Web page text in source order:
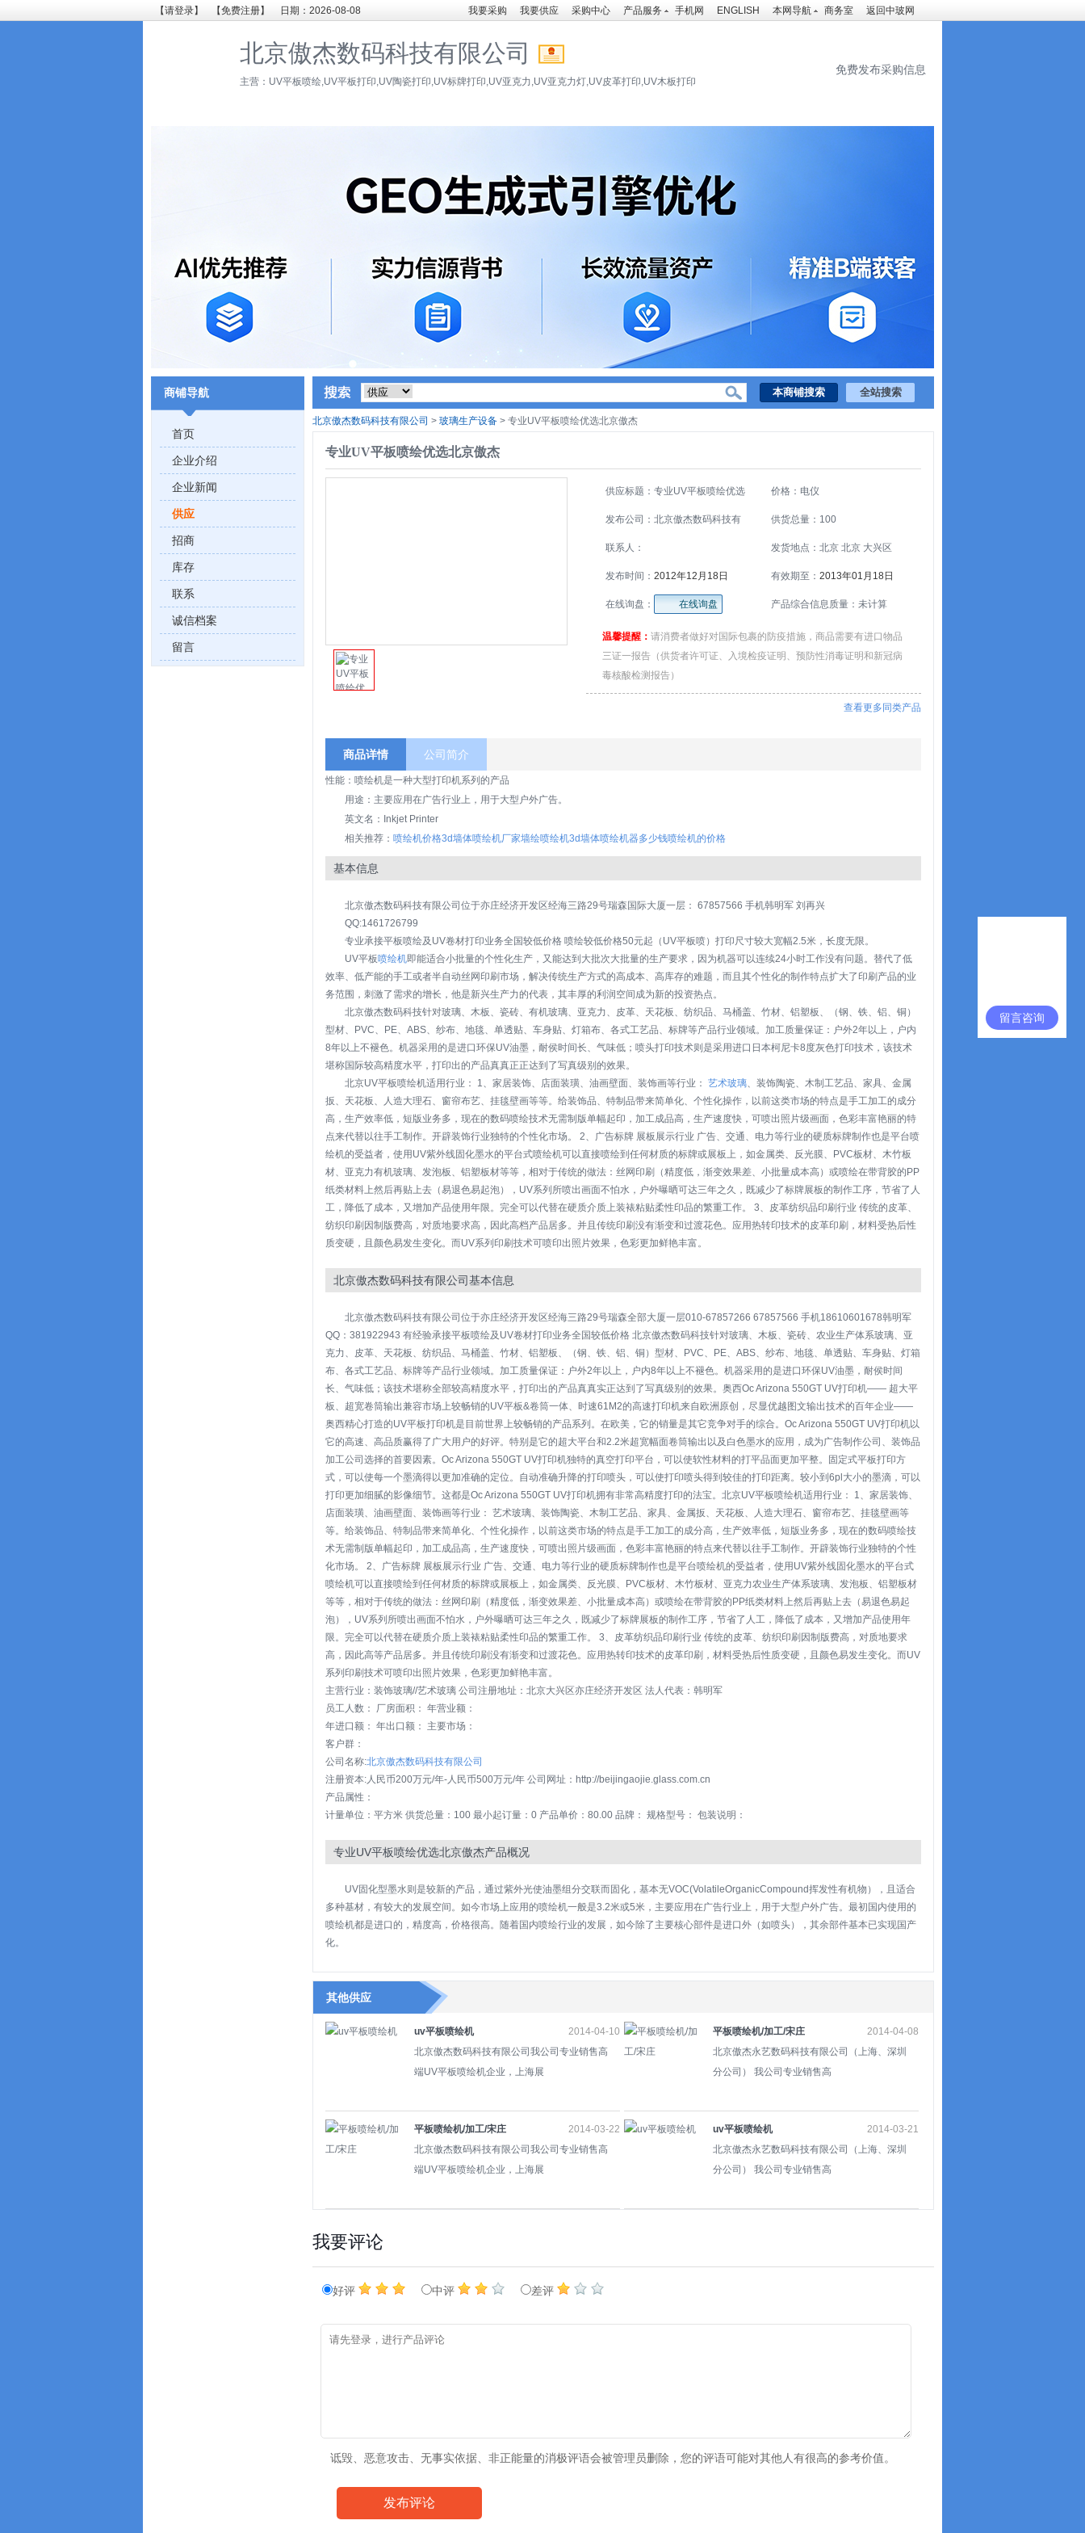
【请登录】 【免费注册】 日期：2026-08-08 我要采购 我要供应 采购中心 产品服务 手机网 ENGLISH 本网导航 商务室 返回中玻网
北京傲杰数码科技有限公司
主营：UV平板喷绘,UV平板打印,UV陶瓷打印,UV标牌打印,UV亚克力,UV亚克力灯,UV皮革打印,UV木板打印
免费发布采购信息
商铺导航
首页
企业介绍
企业新闻
供应
招商
库存
联系
诚信档案
留言
留言咨询
北京傲杰数码科技有限公司 > 玻璃生产设备 > 专业UV平板喷绘优选北京傲杰
专业UV平板喷绘优选北京傲杰
供应标题：专业UV平板喷绘优选
北京傲杰
价格：电仪
发布公司：北京傲杰数码科技有
限公司
供货总量：100
联系人： 发货地点：北京 北京 大兴区
发布时间： 2012年12月18日 有效期至： 2013年01月18日
在线询盘： 在线询盘 产品综合信息质量：未计算
温馨提醒： 请消费者做好对国际包裹的防疫措施，商品需要有进口物品
三证一报告（供货者许可证、入境检疫证明、预防性消毒证明和新冠病
毒核酸检测报告）
查看更多同类产品
商品详情 公司简介
性能：喷绘机是一种大型打印机系列的产品
用途：主要应用在广告行业上，用于大型户外广告。
英文名：Inkjet Printer
相关推荐： 喷绘机价格3d墙体喷绘机厂家墙绘喷绘机3d墙体喷绘机器多少钱喷绘机的价格
基本信息
北京傲杰数码科技有限公司位于亦庄经济开发区经海三路29号瑞森国际大厦一层： 67857566 手机韩明军 刘再兴
QQ:1461726799
专业承接平板喷绘及UV卷材打印业务全国较低价格 喷绘较低价格50元起（UV平板喷）打印尺寸较大宽幅2.5米，长度无限。
UV平板喷绘机即能适合小批量的个性化生产，又能达到大批次大批量的生产要求，因为机器可以连续24小时工作没有问题。替代了低
效率、低产能的手工或者半自动丝网印刷市场，解决传统生产方式的高成本、高库存的难题，而且其个性化的制作特点扩大了印刷产品的业
务范围，刺激了需求的增长，他是新兴生产力的代表，其丰厚的利润空间成为新的投资热点。
北京傲杰数码科技针对玻璃、木板、瓷砖、有机玻璃、亚克力、皮革、天花板、纺织品、马桶盖、竹材、铝塑板、（钢、铁、铝、铜）
型材、PVC、PE、ABS、纱布、地毯、单透贴、车身贴、灯箱布、各式工艺品、标牌等产品行业领域。加工质量保证：户外2年以上，户内
8年以上不褪色。机器采用的是进口环保UV油墨，耐侯时间长、气味低；喷头打印技术则是采用进口日本柯尼卡8度灰色打印技术，该技术
堪称国际较高精度水平，打印出的产品真真正正达到了写真级别的效果。
北京UV平板喷绘机适用行业： 1、家居装饰、店面装璜、油画壁面、装饰画等行业： 艺术玻璃、装饰陶瓷、木制工艺品、家具、金属
扳、天花板、人造大理石、窗帘布艺、挂毯壁画等等。给装饰品、特制品带来简单化、个性化操作，以前这类市场的特点是手工加工的成分
高，生产效率低，短版业务多，现在的数码喷绘技术无需制版单幅起印，加工成品高，生产速度快，可喷出照片级画面，色彩丰富艳丽的特
点来代替以往手工制作。开辟装饰行业独特的个性化市场。 2、广告标牌 展板展示行业 广告、交通、电力等行业的硬质标牌制作也是平台喷
绘机的受益者，使用UV紫外线固化墨水的平台式喷绘机可以直接喷绘到任何材质的标牌或展板上，如金属类、反光膜、PVC板材、木竹板
材、亚克力有机玻璃、发泡板、铝塑板材等等，相对于传统的做法：丝网印刷（精度低，渐变效果差、小批量成本高）或喷绘在带背胶的PP
纸类材料上然后再贴上去（易退色易起泡），UV系列所喷出画面不怕水，户外曝晒可达三年之久，既减少了标牌展板的制作工序，节省了人
工，降低了成本，又增加产品使用年限。完全可以代替在硬质介质上装裱粘贴柔性印品的繁重工作。 3、皮革纺织品印刷行业 传统的皮革、
纺织印刷因制版费高，对质地要求高，因此高档产品居多。并且传统印刷没有渐变和过渡花色。应用热转印技术的皮革印刷，材料受热后性
质变硬，且颜色易发生变化。而UV系列印刷技术可喷印出照片效果，色彩更加鲜艳丰富。
北京傲杰数码科技有限公司基本信息
北京傲杰数码科技有限公司位于亦庄经济开发区经海三路29号瑞森全部大厦一层010-67857266 67857566 手机18610601678韩明军
QQ：381922943 有经验承接平板喷绘及UV卷材打印业务全国较低价格 北京傲杰数码科技针对玻璃、木板、瓷砖、农业生产体系玻璃、亚
克力、皮革、天花板、纺织品、马桶盖、竹材、铝塑板、（钢、铁、铝、铜）型材、PVC、PE、ABS、纱布、地毯、单透贴、车身贴、灯箱
布、各式工艺品、标牌等产品行业领域。加工质量保证：户外2年以上，户内8年以上不褪色。机器采用的是进口环保UV油墨，耐侯时间
长、气味低；该技术堪称全部较高精度水平，打印出的产品真真实正达到了写真级别的效果。奥西Oc Arizona 550GT UV打印机—— 超大平
板、超宽卷筒输出兼容市场上较畅销的UV平板&卷筒一体、时速61M2的高速打印机来自欧洲原创，尽显优越图文输出技术的百年企业——
奥西精心打造的UV平板打印机是目前世界上较畅销的产品系列。在欧美，它的销量是其它竞争对手的综合。Oc Arizona 550GT UV打印机以
它的高速、高品质赢得了广大用户的好评。特别是它的超大平台和2.2米超宽幅面卷筒输出以及白色墨水的应用，成为广告制作公司、装饰品
加工公司选择的首要因素。Oc Arizona 550GT UV打印机独特的真空打印平台，可以使软性材料的打平品面更加平整。固定式平板打印方
式，可以使每一个墨滴得以更加准确的定位。自动准确升降的打印喷头，可以使打印喷头得到较佳的打印距离。较小到6pl大小的墨滴，可以
打印更加细腻的影像细节。这都是Oc Arizona 550GT UV打印机拥有非常高精度打印的法宝。北京UV平板喷绘机适用行业： 1、家居装饰、
店面装璜、油画壁面、装饰画等行业： 艺术玻璃、装饰陶瓷、木制工艺品、家具、金属扳、天花板、人造大理石、窗帘布艺、挂毯壁画等
等。给装饰品、特制品带来简单化、个性化操作，以前这类市场的特点是手工加工的成分高，生产效率低，短版业务多，现在的数码喷绘技
术无需制版单幅起印，加工成品高，生产速度快，可喷出照片级画面，色彩丰富艳丽的特点来代替以往手工制作。开辟装饰行业独特的个性
化市场。 2、广告标牌 展板展示行业 广告、交通、电力等行业的硬质标牌制作也是平台喷绘机的受益者，使用UV紫外线固化墨水的平台式
喷绘机可以直接喷绘到任何材质的标牌或展板上，如金属类、反光膜、PVC板材、木竹板材、亚克力农业生产体系玻璃、发泡板、铝塑板材
等等，相对于传统的做法：丝网印刷（精度低，渐变效果差、小批量成本高）或喷绘在带背胶的PP纸类材料上然后再贴上去（易退色易起
泡），UV系列所喷出画面不怕水，户外曝晒可达三年之久，既减少了标牌展板的制作工序，节省了人工，降低了成本，又增加产品使用年
限。完全可以代替在硬质介质上装裱粘贴柔性印品的繁重工作。 3、皮革纺织品印刷行业 传统的皮革、纺织印刷因制版费高，对质地要求
高，因此高等产品居多。并且传统印刷没有渐变和过渡花色。应用热转印技术的皮革印刷，材料受热后性质变硬，且颜色易发生变化。而UV
系列印刷技术可喷印出照片效果，色彩更加鲜艳丰富。
主营行业：装饰玻璃//艺术玻璃 公司注册地址：北京大兴区亦庄经济开发区 法人代表：韩明军
员工人数： 厂房面积： 年营业额：
年进口额： 年出口额： 主要市场：
客户群：
公司名称:北京傲杰数码科技有限公司
注册资本:人民币200万元/年-人民币500万元/年 公司网址：http://beijingaojie.glass.com.cn
产品属性：
计量单位：平方米 供货总量：100 最小起订量：0 产品单价：80.00 品牌： 规格型号： 包装说明：
专业UV平板喷绘优选北京傲杰产品概况
UV固化型墨水则是较新的产品，通过紫外光使油墨组分交联而固化，基本无VOC(VolatileOrganicCompound挥发性有机物），且适合
多种基材，有较大的发展空间。如今市场上应用的喷绘机一般是3.2米或5米，主要应用在广告行业上，用于大型户外广告。最初国内使用的
喷绘机都是进口的，精度高，价格很高。随着国内喷绘行业的发展，如今除了主要核心部件是进口外（如喷头），其余部件基本已实现国产
化。
其他供应
uv平板喷绘机
北京傲杰数码科技有限公司我公司专业销售高
端UV平板喷绘机企业，上海展
2014-04-10
平板喷绘机/加工/宋庄
北京傲杰永艺数码科技有限公司（上海、深圳
分公司） 我公司专业销售高
2014-04-08
平板喷绘机/加工/宋庄
北京傲杰数码科技有限公司我公司专业销售高
端UV平板喷绘机企业，上海展
2014-03-22
uv平板喷绘机
北京傲杰永艺数码科技有限公司（上海、深圳
分公司） 我公司专业销售高
2014-03-21
我要评论
好评 中评 差评
诋毁、恶意攻击、无事实依据、非正能量的消极评语会被管理员删除，您的评语可能对其他人有很高的参考价值。
发布评论